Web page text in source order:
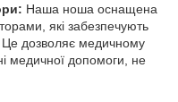
Наша ноша оснащена
які забезпечують
Це дозволяє медичному
медичної допомоги, не